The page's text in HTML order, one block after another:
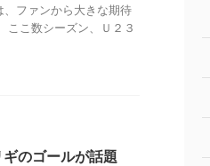
、ファンから大きな期待
ここ数シーズン、Ｕ２３
のゴールが話題